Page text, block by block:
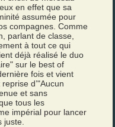
en effet que sa
assumée pour
compagnes. Comme
parlant de classe,
à tout ce qui
déjà réalisé le duo
sur le best of
fois et vient
d’"Aucun
et sans
tous les
impérial pour lancer
juste.